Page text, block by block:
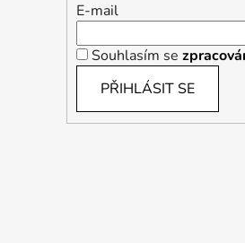
E-mail
Souhlasím se
PŘIHLÁSIT SE